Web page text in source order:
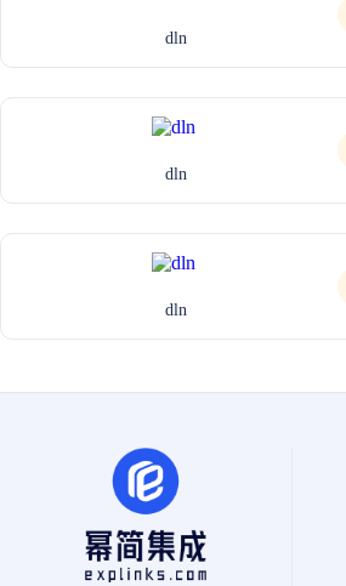
dln
dln
dln